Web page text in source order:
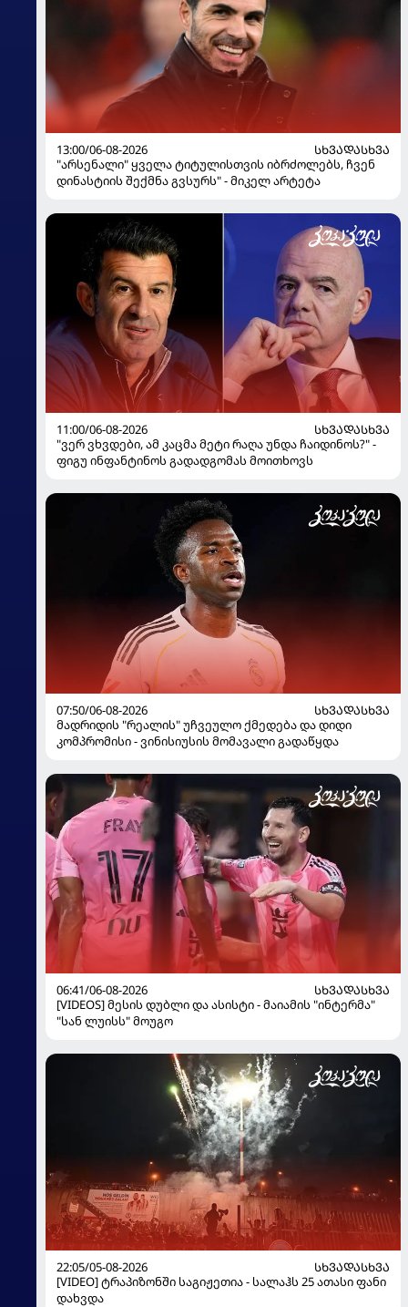
13:00/06-08-2026
ᲡᲮᲕᲐᲓᲐᲡᲮᲕᲐ
"არსენალი" ყველა ტიტულისთვის იბრძოლებს, ჩვენ
დინასტიის შექმნა გვსურს" - მიკელ არტეტა
11:00/06-08-2026
ᲡᲮᲕᲐᲓᲐᲡᲮᲕᲐ
"ვერ ვხვდები, ამ კაცმა მეტი რაღა უნდა ჩაიდინოს?" -
ფიგუ ინფანტინოს გადადგომას მოითხოვს
07:50/06-08-2026
ᲡᲮᲕᲐᲓᲐᲡᲮᲕᲐ
მადრიდის "რეალის" უჩვეულო ქმედება და დიდი
კომპრომისი - ვინისიუსის მომავალი გადაწყდა
06:41/06-08-2026
ᲡᲮᲕᲐᲓᲐᲡᲮᲕᲐ
[VIDEOS] მესის დუბლი და ასისტი - მაიამის "ინტერმა"
"სან ლუისს" მოუგო
22:05/05-08-2026
ᲡᲮᲕᲐᲓᲐᲡᲮᲕᲐ
[VIDEO] ტრაპიზონში საგიჟეთია - სალაჰს 25 ათასი ფანი
დახვდა